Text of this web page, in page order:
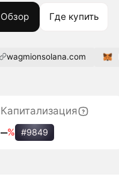
Обзор Где купить
wagmionsolana.com
Капитализация
‒% #9849